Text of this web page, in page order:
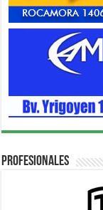
Profesionales